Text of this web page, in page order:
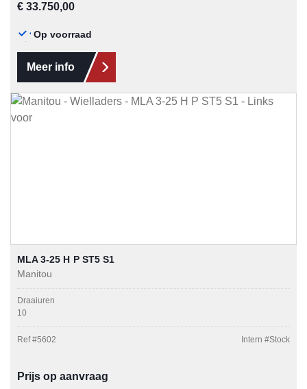
Normale prijs:
€ 33.750,00
Op voorraad
Meer info
MLA 3-25 H P ST5 S1
Manitou
Draaiuren
10
Ref #5602 Intern #Stock
Prijs op aanvraag